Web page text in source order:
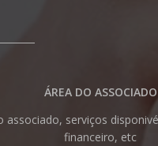
ÁREA DO ASSOCIADO
associado, serviços
financeiro, etc